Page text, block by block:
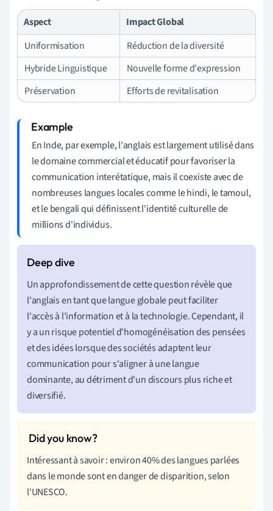
Aspect
Impact Global
Uniformisation
Réduction de la diversité
Hybride Linguistique
Nouvelle forme d'expression
Préservation
Efforts de revitalisation
En Inde, par exemple, l'anglais est largement utilisé dans
le domaine commercial et éducatif pour favoriser la
communication interétatique, mais il coexiste avec de
nombreuses langues locales comme le hindi, le tamoul,
et le bengali qui définissent l'identité culturelle de
millions d'individus.
Un approfondissement de cette question révèle que
l'anglais en tant que langue globale peut faciliter
l'accès à l'information et à la technologie. Cependant, il
y a un risque potentiel d'homogénéisation des pensées
et des idées lorsque des sociétés adaptent leur
communication pour s'aligner à une langue
dominante, au détriment d'un discours plus riche et
diversifié.
Intéressant à savoir : environ 40% des langues parlées
dans le monde sont en danger de disparition, selon
l'UNESCO.